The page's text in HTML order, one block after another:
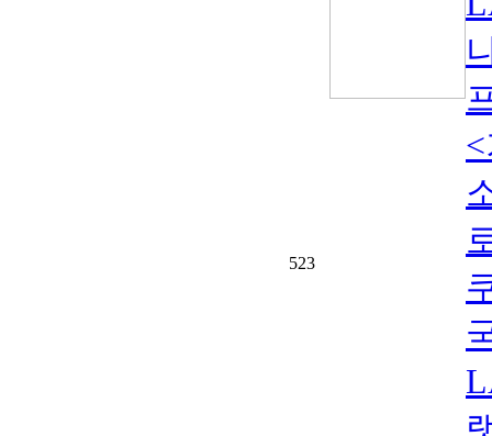
523